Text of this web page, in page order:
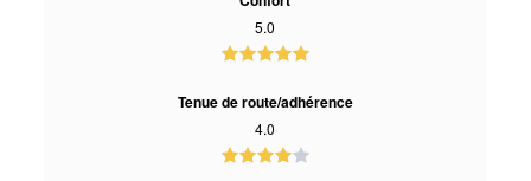
5.0
Tenue de route/adhérence
4.0